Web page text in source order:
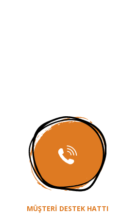
MÜŞTERİ DESTEK HATTI